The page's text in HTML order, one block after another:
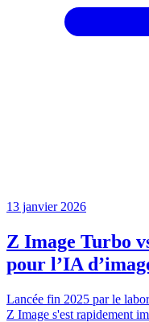
13 janvier 2026
Z Image Turbo
pour l’IA
Lancée fin 2025 par le
Z Image s'est rapidement